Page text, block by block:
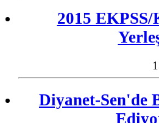
2015
Diyanet-Sen'de